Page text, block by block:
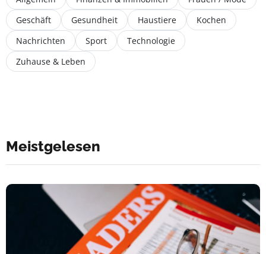
Geschäft
Gesundheit Haustiere
Kochen
Nachrichten
Sport
Technologie
Zuhause & Leben
Meistgelesen